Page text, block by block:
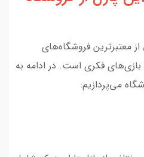
از معتبرترین فروشگاه‌های
بازی‌های فکری است. در ادامه به
می‌پردازیم: